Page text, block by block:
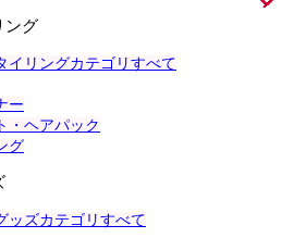
ング
イリングカテゴリすべて
ー
・ヘアパック
グ
ッズカテゴリすべて